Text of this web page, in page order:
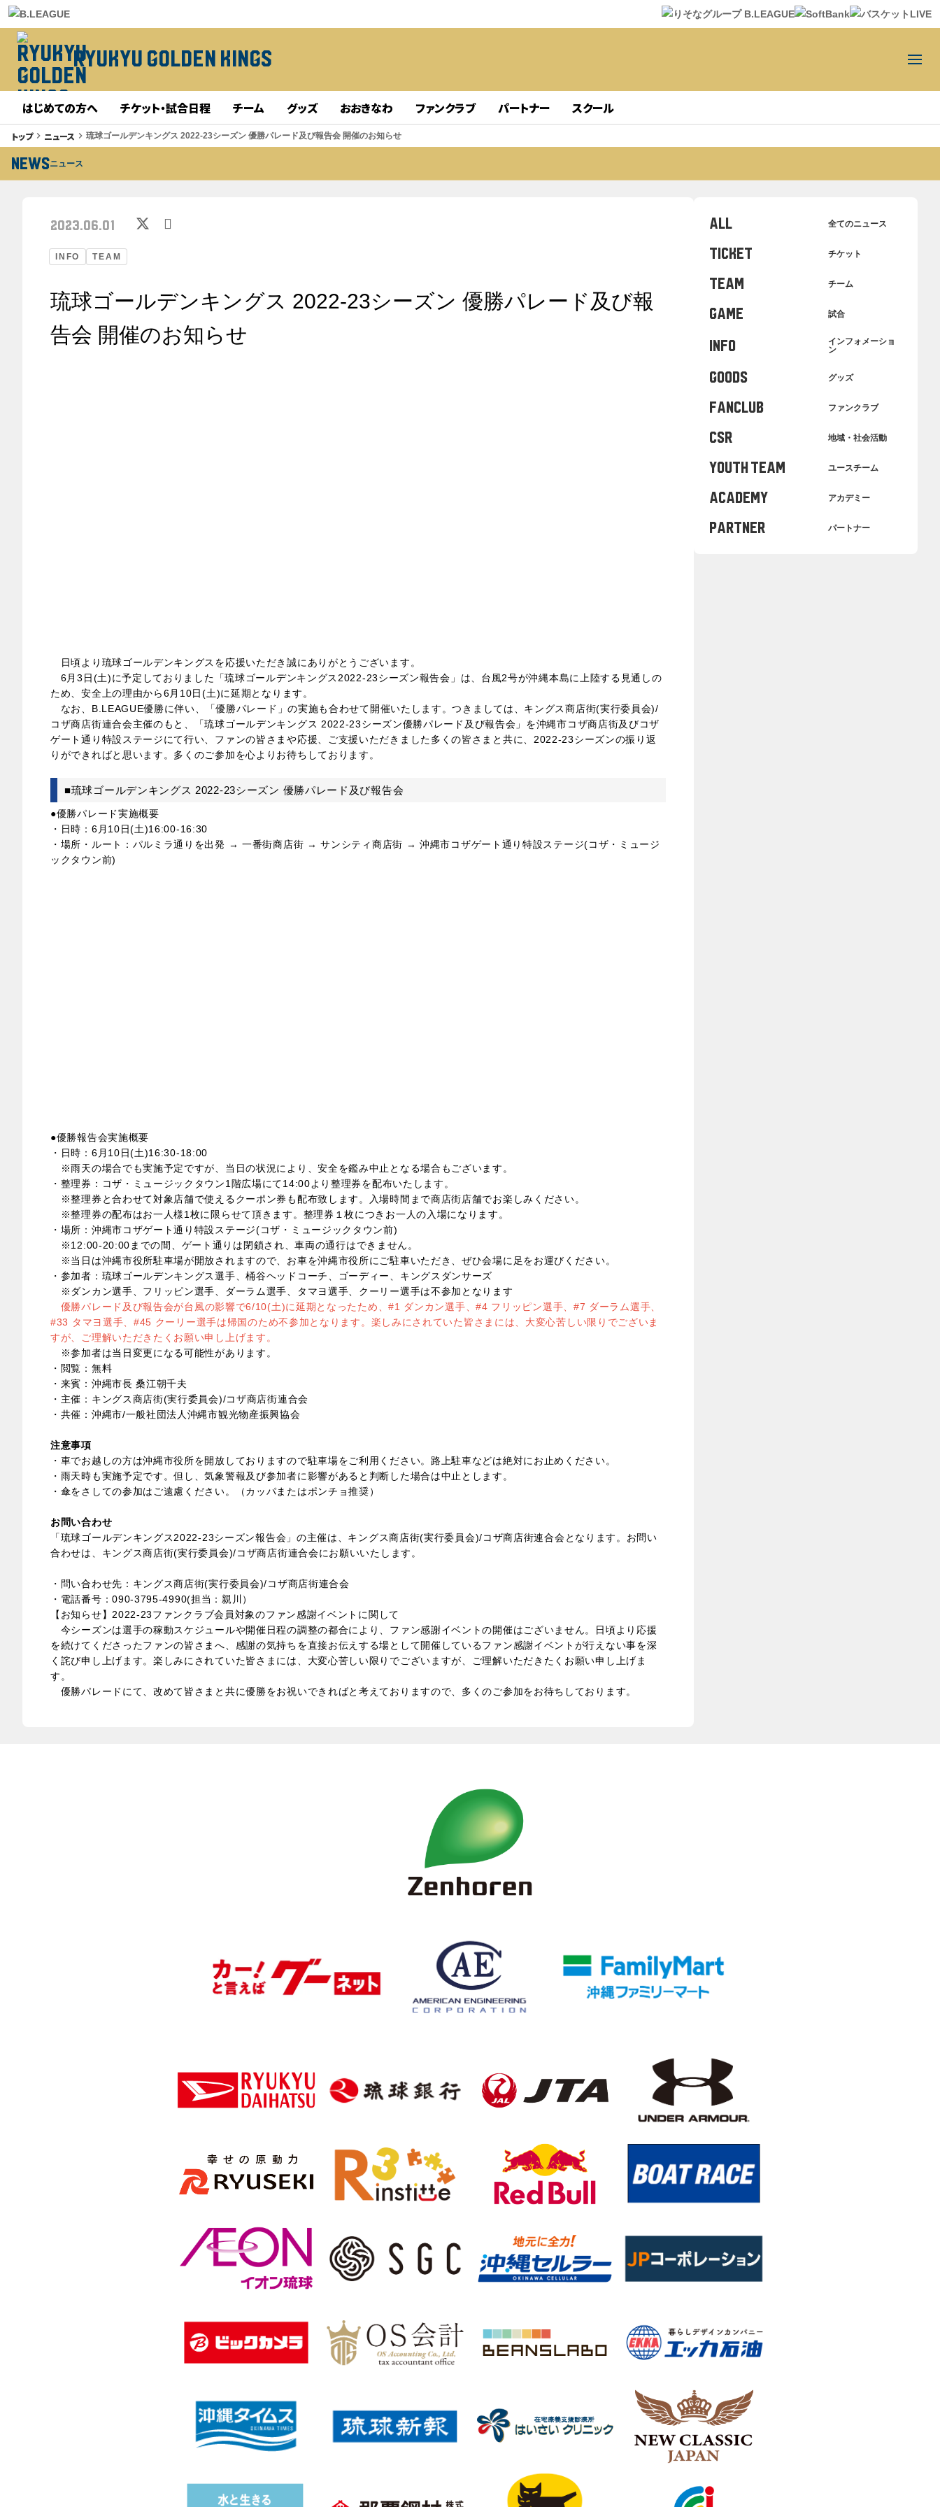
RYUKYU GOLDEN KINGS
はじめての方へ チケット・試合日程 チーム グッズ おおきなわ ファンクラブ パートナー スクール
トップkeyboard_arrow_right ニュース keyboard_arrow_right 琉球ゴールデンキングス 2022-23シーズン 優勝パレード及び報告会 開催のお知らせ
NEWSニュース
INFO TEAM
2023.06.01
琉球ゴールデンキングス 2022-23シーズン 優勝パレード及び報
告会 開催のお知らせ
日頃より琉球ゴールデンキングスを応援いただき誠にありがとうございます。
6月3日(土)に予定しておりました「琉球ゴールデンキングス2022-23シーズン報告会」は、台風2号が沖縄本島に上陸する見通しの
ため、安全上の理由から6月10日(土)に延期となります。
なお、B.LEAGUE優勝に伴い、「優勝パレード」の実施も合わせて開催いたします。つきましては、キングス商店街(実行委員会)/
コザ商店街連合会主催のもと、「琉球ゴールデンキングス 2022-23シーズン優勝パレード及び報告会」を沖縄市コザ商店街及びコザ
ゲート通り特設ステージにて行い、ファンの皆さまや応援、ご支援いただきました多くの皆さまと共に、2022-23シーズンの振り返
りができればと思います。多くのご参加を心よりお待ちしております。
■琉球ゴールデンキングス 2022-23シーズン 優勝パレード及び報告会
●優勝パレード実施概要
・日時：6月10日(土)16:00-16:30
・場所・ルート：パルミラ通りを出発 → 一番街商店街 → サンシティ商店街 → 沖縄市コザゲート通り特設ステージ(コザ・ミュージ
ックタウン前)
●優勝報告会実施概要
・日時：6月10日(土)16:30-18:00
※雨天の場合でも実施予定ですが、当日の状況により、安全を鑑み中止となる場合もございます。
・整理券：コザ・ミュージックタウン1階広場にて14:00より整理券を配布いたします。
※整理券と合わせて対象店舗で使えるクーポン券も配布致します。入場時間まで商店街店舗でお楽しみください。
※整理券の配布はお一人様1枚に限らせて頂きます。整理券１枚につきお一人の入場になります。
・場所：沖縄市コザゲート通り特設ステージ(コザ・ミュージックタウン前)
※12:00-20:00までの間、ゲート通りは閉鎖され、車両の通行はできません。
※当日は沖縄市役所駐車場が開放されますので、お車を沖縄市役所にご駐車いただき、ぜひ会場に足をお運びください。
・参加者：琉球ゴールデンキングス選手、桶谷ヘッドコーチ、ゴーディー、キングスダンサーズ
※ダンカン選手、フリッピン選手、ダーラム選手、タマヨ選手、クーリー選手は不参加となります
優勝パレード及び報告会が台風の影響で6/10(土)に延期となったため、#1 ダンカン選手、#4 フリッピン選手、#7 ダーラム選手、
#33 タマヨ選手、#45 クーリー選手は帰国のため不参加となります。楽しみにされていた皆さまには、大変心苦しい限りでございま
すが、ご理解いただきたくお願い申し上げます。
※参加者は当日変更になる可能性があります。
・閲覧：無料
・来賓：沖縄市長 桑江朝千夫
・主催：キングス商店街(実行委員会)/コザ商店街連合会
・共催：沖縄市/一般社団法人沖縄市観光物産振興協会
注意事項
・車でお越しの方は沖縄市役所を開放しておりますので駐車場をご利用ください。路上駐車などは絶対にお止めください。
・雨天時も実施予定です。但し、気象警報及び参加者に影響があると判断した場合は中止とします。
・傘をさしての参加はご遠慮ください。（カッパまたはポンチョ推奨）
お問い合わせ
「琉球ゴールデンキングス2022-23シーズン報告会」の主催は、キングス商店街(実行委員会)/コザ商店街連合会となります。お問い
合わせは、キングス商店街(実行委員会)/コザ商店街連合会にお願いいたします。
・問い合わせ先：キングス商店街(実行委員会)/コザ商店街連合会
・電話番号：090-3795-4990(担当：親川）
【お知らせ】2022-23ファンクラブ会員対象のファン感謝イベントに関して
今シーズンは選手の稼動スケジュールや開催日程の調整の都合により、ファン感謝イベントの開催はございません。日頃より応援
を続けてくださったファンの皆さまへ、感謝の気持ちを直接お伝えする場として開催しているファン感謝イベントが行えない事を深
く詫び申し上げます。楽しみにされていた皆さまには、大変心苦しい限りでございますが、ご理解いただきたくお願い申し上げま
す。
優勝パレードにて、改めて皆さまと共に優勝をお祝いできればと考えておりますので、多くのご参加をお待ちしております。
ALL 全てのニュース
TICKET チケット
TEAM チーム
GAME 試合
INFO
インフォメーショ
ン
GOODS グッズ
FANCLUB ファンクラブ
CSR 地域・社会活動
YOUTH TEAM ユースチーム
ACADEMY アカデミー
PARTNER パートナー